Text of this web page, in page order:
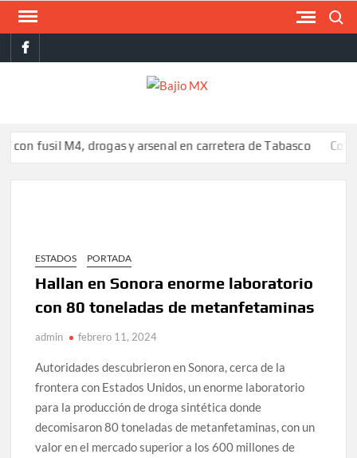
Saltar
contenidofacebook
M4, drogas y arsenal en carretera de Tabasco Colombia
ESTADOS PORTADA
Hallan en Sonora enorme laboratorio
con 80 toneladas de metanfetaminas
admin febrero 11, 2024
Autoridades descubrieron en Sonora, cerca de la
frontera con Estados Unidos, un enorme laboratorio
para la producción de droga sintética donde
decomisaron 80 toneladas de metanfetaminas, con un
valor en el mercado superior a los 600 millones de